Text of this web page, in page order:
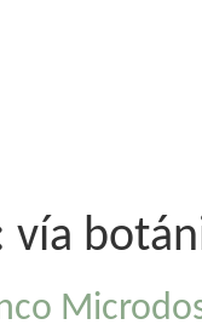
vía